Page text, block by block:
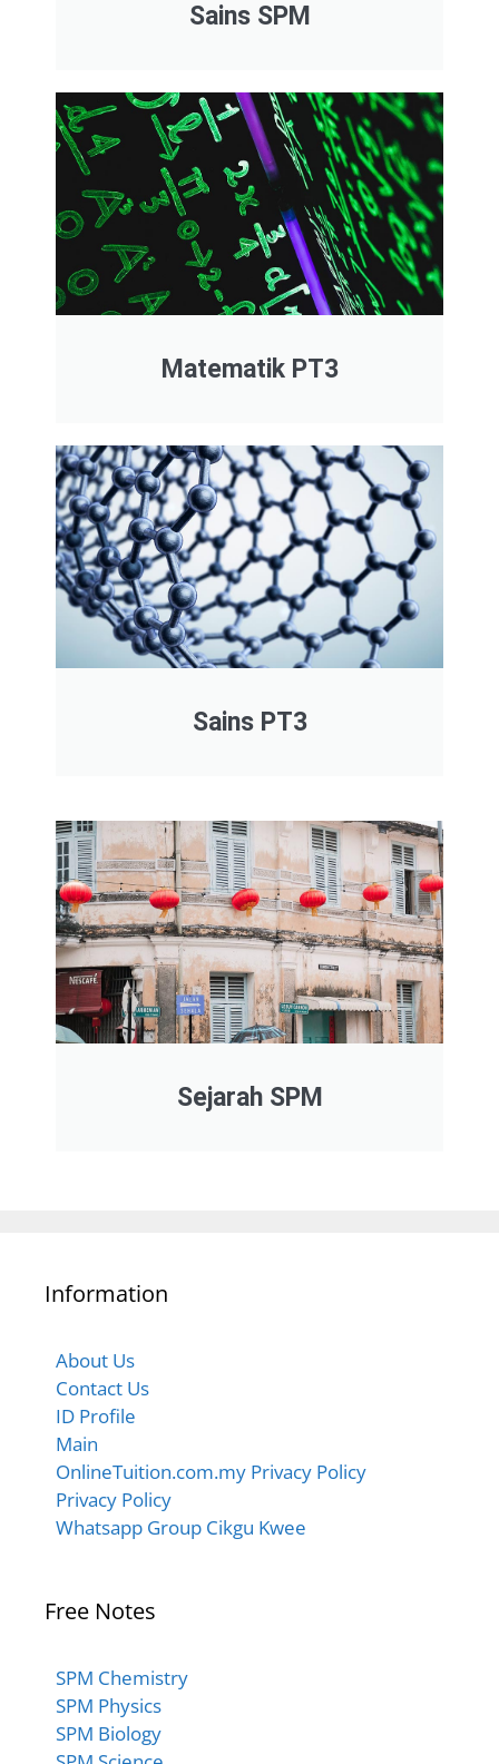
Sains SPM
Matematik PT3
Sains PT3
Sejarah SPM
Information
About Us
Contact Us
ID Profile
Main
OnlineTuition.com.my Privacy Policy
Privacy Policy
Whatsapp Group Cikgu Kwee
Free Notes
SPM Chemistry
SPM Physics
SPM Biology